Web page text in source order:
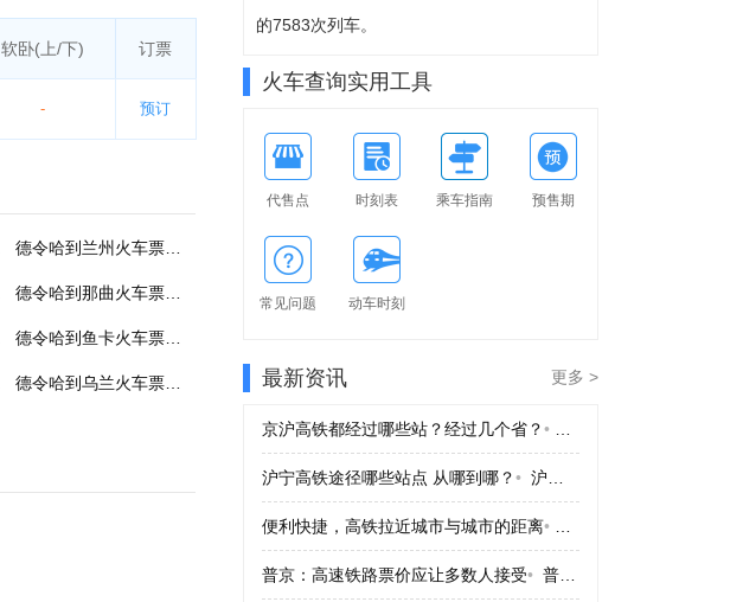
软卧(上/下) 订票
- 预订
的7583次列车。
火车查询实用工具
代售点 时刻表 乘车指南 预售期
常见问题 动车时刻
最新资讯 更多 >
京沪高铁都经过哪些站？经过几个省？•
沪宁高铁途径哪些站点 从哪到哪？• 沪宁高铁途径哪些站点 从哪到哪？
便利快捷，高铁拉近城市与城市的距离•
普京：高速铁路票价应让多数人接受• 普京：高速铁路票价应让多数人接受